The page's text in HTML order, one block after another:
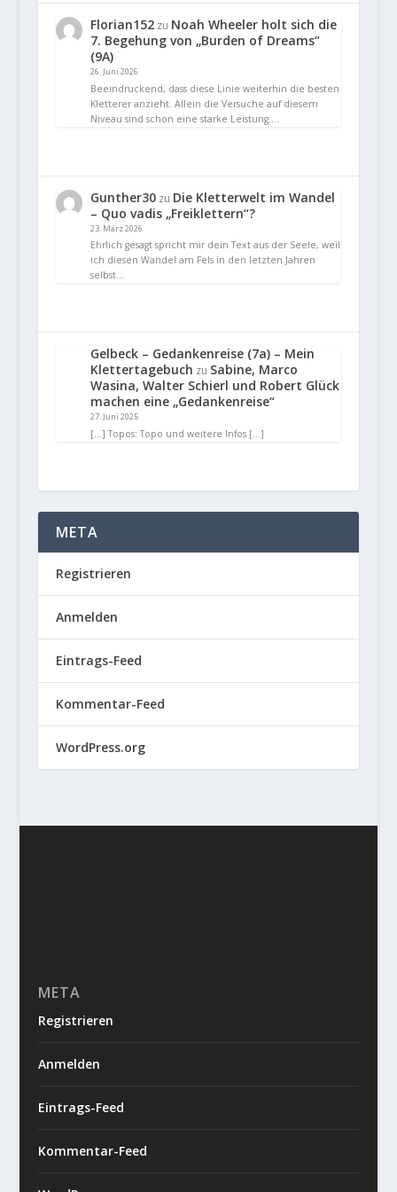
Florian152zu Noah Wheeler holt sich die
7. Begehung von „Burden of Dreams“
(9A)
26. Juni 2026
Beeindruckend, dass diese Linie weiterhin die besten
Kletterer anzieht. Allein die Versuche auf diesem
Niveau sind schon eine starke Leistung.…
Gunther30zu Die Kletterwelt im Wandel
– Quo vadis „Freiklettern“?
23. März 2026
Ehrlich gesagt spricht mir dein Text aus der Seele, weil
ich diesen Wandel am Fels in den letzten Jahren
selbst…
Gelbeck – Gedankenreise (7a) – Mein
Klettertagebuch zu Sabine, Marco
Wasina, Walter Schierl und Robert Glück
machen eine „Gedankenreise“
27. Juni 2025
[…] Topos: Topo und weitere Infos […]
META
Registrieren
Anmelden
Eintrags-Feed
Kommentar-Feed
WordPress.org
META
Registrieren
Anmelden
Eintrags-Feed
Kommentar-Feed